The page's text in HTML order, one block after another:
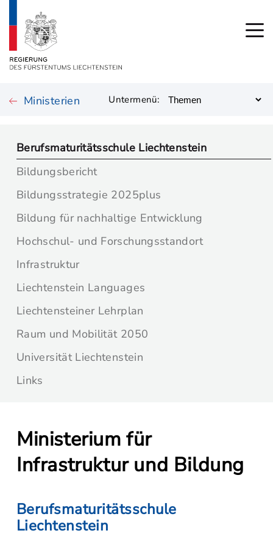
Ministerien Untermenü:
Berufsmaturitätsschule Liechtenstein
Bildungsbericht
Bildungsstrategie 2025plus
Bildung für nachhaltige Entwicklung
Hochschul- und Forschungsstandort
Infrastruktur
Liechtenstein Languages
Liechtensteiner Lehrplan
Raum und Mobilität 2050
Universität Liechtenstein
Links
Ministerium für
Infrastruktur und Bildung
Berufsmaturitätsschule
Liechtenstein